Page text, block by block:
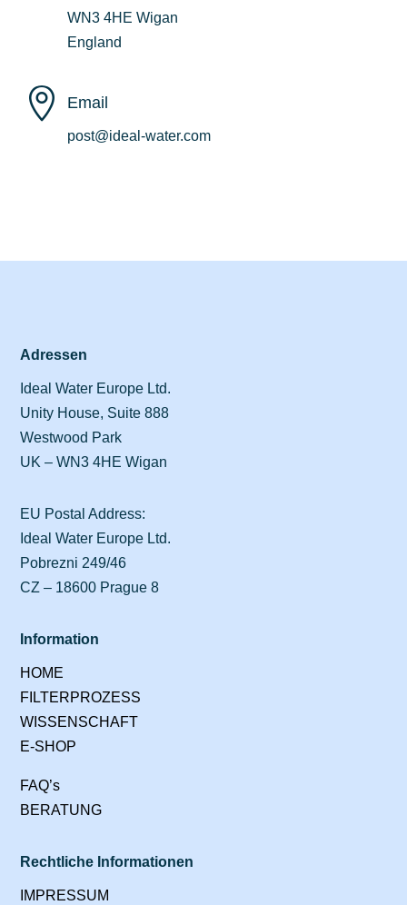
WN3 4HE Wigan
England
 Email
post@ideal-water.com
Adressen
Ideal Water Europe Ltd.
Unity House, Suite 888
Westwood Park
UK – WN3 4HE Wigan
EU Postal Address:
Ideal Water Europe Ltd.
Pobrezni 249/46
CZ – 18600 Prague 8
Information
HOME
FILTERPROZESS
WISSENSCHAFT
E-SHOP
FAQ’s
BERATUNG
Rechtliche Informationen
IMPRESSUM